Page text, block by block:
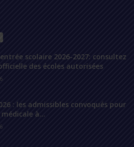
scolaire 2026-2027: consultez
des écoles autorisées
: les admissibles convoqués pour
à...